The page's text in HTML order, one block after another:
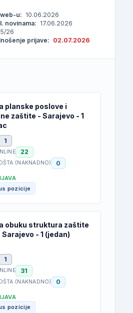
u: 10.06.2026
novinama: 17.06.2026
26
prijave: 02.07.2026
planske poslove i
zaštite - Sarajevo - 1
1
22
(NAKNADNO) 0
pozicije
obuku struktura zaštite
- 1 (jedan)
1
31
(NAKNADNO) 0
pozicije